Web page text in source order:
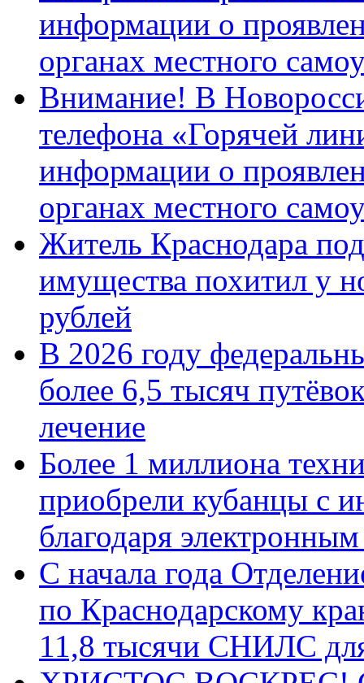
информации о
органах местного
Внимание! В
телефона «Горячей
информации о
органах местного
Житель Краснодара
имущества похитил у
рублей
В 2026 году
более 6,5 тысяч
лечение
Более 1 миллиона
приобрели кубанцы с
благодаря
С начала года
по Краснодарскому
11,8 тысячи СНИЛС